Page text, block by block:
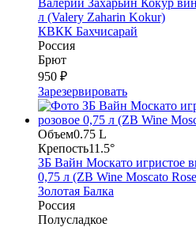
л (Valery Zaharin Kokur)
КВКК Бахчисарай
Россия
Брют
950 ₽
Зарезервировать
Объем0.75 L
Крепость11.5°
ЗБ Вайн Москато игристое
0,75 л (ZB Wine Moscato
Золотая Балка
Россия
Полусладкое